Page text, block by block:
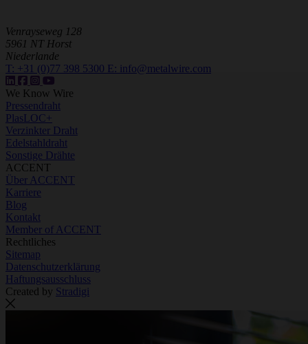
Venrayseweg 128
5961 NT Horst
Niederlande
T: +31 (0)77 398 5300 E: info@metalwire.com
We Know Wire
Pressendraht
PlasLOC+
Verzinkter Draht
Edelstahldraht
Sonstige Drähte
ACCENT
Über ACCENT
Karriere
Blog
Kontakt
Member of ACCENT
Rechtliches
Sitemap
Datenschutzerklärung
Haftungsausschluss
Created by Stradigi